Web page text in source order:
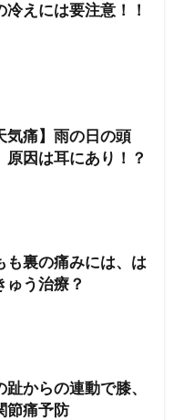
冷えには要注意！！
気痛】雨の日の頭
原因は耳にあり！？
も裏の痛みには、は
ゅう治療？
趾からの連動で膝、
節痛予防